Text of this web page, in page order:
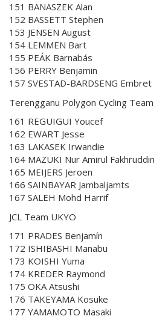
151 BANASZEK Alan
152 BASSETT Stephen
153 JENSEN August
154 LEMMEN Bart
155 PEÁK Barnabás
156 PERRY Benjamin
157 SVESTAD-BARDSENG Embret
Terengganu Polygon Cycling Team
161 REGUIGUI Youcef
162 EWART Jesse
163 LAKASEK Irwandie
164 MAZUKI Nur Amirul Fakhruddin
165 MEIJERS Jeroen
166 SAINBAYAR Jambaljamts
167 SALEH Mohd Harrif
JCL Team UKYO
171 PRADES Benjamín
172 ISHIBASHI Manabu
173 KOISHI Yuma
174 KREDER Raymond
175 OKA Atsushi
176 TAKEYAMA Kosuke
177 YAMAMOTO Masaki